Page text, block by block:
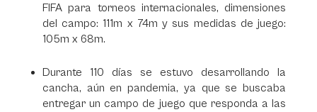
FIFA para torneos internacionales, dimensiones
del campo: 111m x 74m y sus medidas de juego:
105m x 68m.
Durante 110 días se estuvo desarrollando la
cancha, aún en pandemia, ya que se buscaba
entregar un campo de juego que responda a las